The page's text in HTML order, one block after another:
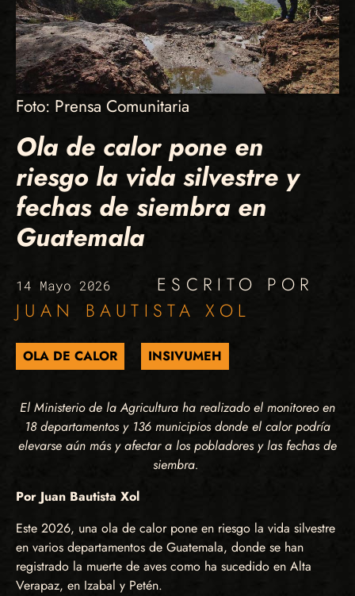
Foto: Prensa Comunitaria
Ola de calor pone en
riesgo la vida silvestre y
fechas de siembra en
Guatemala
14 Mayo 2026
ESCRITO POR
JUAN BAUTISTA XOL
OLA DE CALOR INSIVUMEH
El Ministerio de la Agricultura ha realizado el monitoreo en
18 departamentos y 136 municipios donde el calor podría
elevarse aún más y afectar a los pobladores y las fechas de
siembra.
Por Juan Bautista Xol
Este 2026, una ola de calor pone en riesgo la vida silvestre
en varios departamentos de Guatemala, donde se han
registrado la muerte de aves como ha sucedido en Alta
Verapaz, en Izabal y Petén.